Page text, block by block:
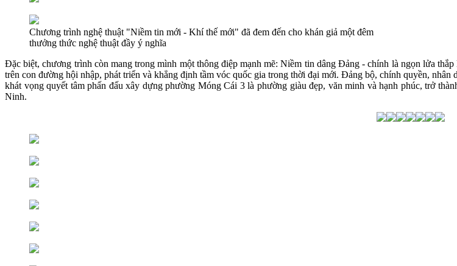
Chương trình nghệ thuật "Niềm tin mới - Khí thế mới" đã đem đến cho khán giả một đêm
thưởng thức nghệ thuật đầy ý nghĩa
Đặc biệt, chương trình còn mang trong mình một thông điệp mạnh mẽ: Niềm tin dâng Đảng - chính là ngọn lửa
trên con đường hội nhập, phát triển và khẳng định tầm vóc quốc gia trong thời đại mới. Đảng bộ, chính quyền,
khát vọng quyết tâm phấn đấu xây dựng phường Móng Cái 3 là phường giàu đẹp, văn minh và hạnh phúc, trở
Ninh.